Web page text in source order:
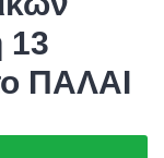
13
ΠΑΛΑΙ